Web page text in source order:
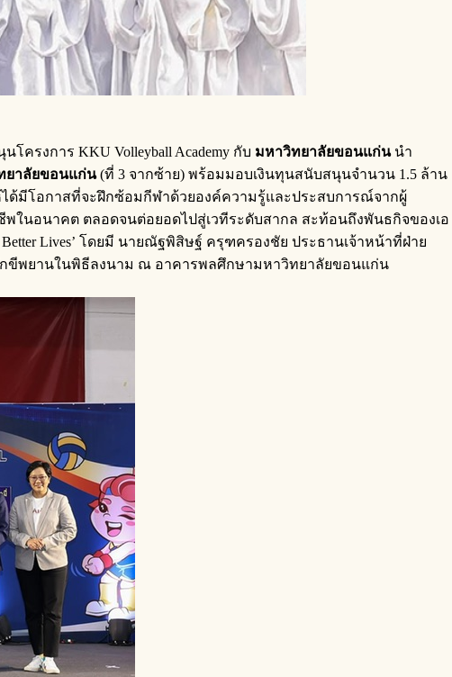
ครงการ KKU Volleyball Academy กับ มหาวิทยาลัยขอนแก่นนำ
ยาลัยขอนแก่น(ที่ 3 จากซ้าย) พร้อมมอบเงินทุนสนับสนุนจำนวน 1.5 ล้าน
ด้มีโอกาสที่จะฝึกซ้อมกีฬาด้วยองค์ความรู้และประสบการณ์จากผู้
ในอนาคต ตลอดจนต่อยอดไปสู่เวทีระดับสากล สะท้อนถึงพันธกิจของเอ
Lives’ โดยมี นายณัฐพิสิษฐ์ ครุฑครองชัย ประธานเจ้าหน้าที่ฝ่าย
กขีพยานในพิธีลงนาม ณ อาคารพลศึกษามหาวิทยาลัยขอนแก่น